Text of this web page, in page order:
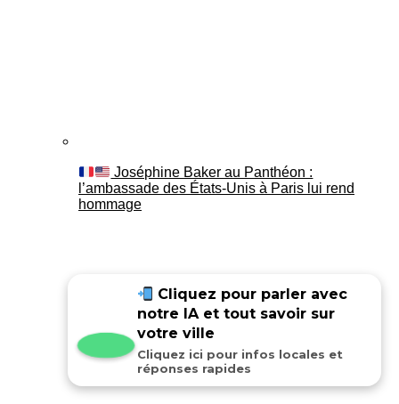
Joséphine Baker au Panthéon :
l’ambassade des États-Unis à Paris lui rend
hommage
Cliquez pour parler avec
notre IA et tout savoir sur
votre ville
Cliquez ici pour infos locales et
réponses rapides